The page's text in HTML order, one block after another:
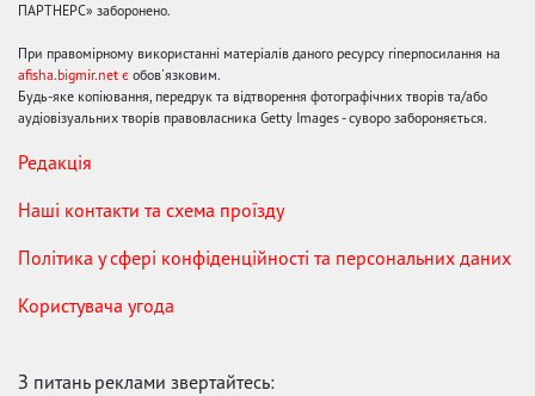
ПАРТНЕРС» заборонено.
При правомірному використанні матеріалів даного ресурсу гіперпосилання на
afisha.bigmir.net є обов'язковим.
Будь-яке копіювання, передрук та відтворення фотографічних творів та/або
аудіовізуальних творів правовласника Getty Images - суворо забороняється.
Редакція
Наші контакти та схема проїзду
Політика у сфері конфіденційності та персональних даних
Користувача угода
З питань реклами звертайтесь: